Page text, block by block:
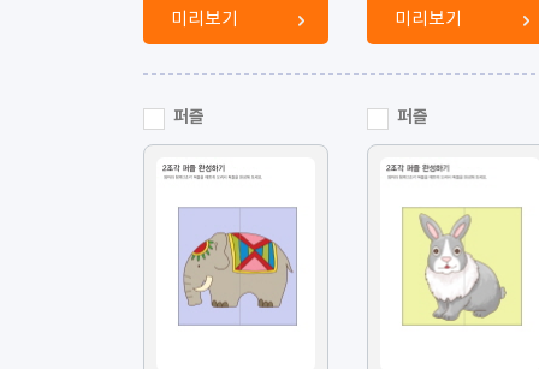
미리보기 미리보기
퍼즐 퍼즐